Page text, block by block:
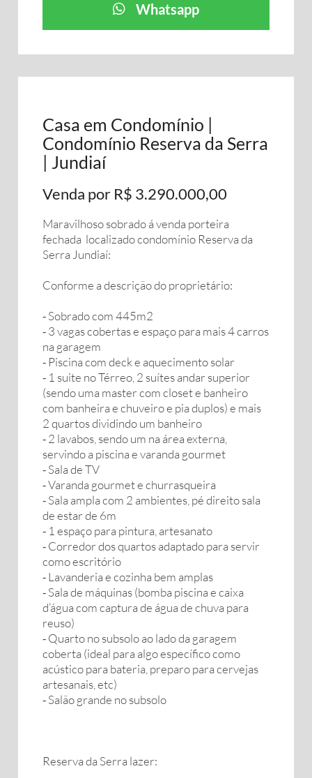
Whatsapp
Casa em Condomínio |
Condomínio Reserva da Serra
| Jundiaí
Venda por R$ 3.290.000,00
Maravilhoso sobrado á venda porteira
fechada localizado condomínio Reserva da
Serra Jundiaí:
Conforme a descrição do proprietário:
⁃ Sobrado com 445m2
⁃ 3 vagas cobertas e espaço para mais 4 carros
na garagem
⁃ Piscina com deck e aquecimento solar
⁃ 1 suite no Térreo, 2 suítes andar superior
(sendo uma master com closet e banheiro
com banheira e chuveiro e pia duplos) e mais
2 quartos dividindo um banheiro
⁃ 2 lavabos, sendo um na área externa,
servindo a piscina e varanda gourmet
⁃ Sala de TV
⁃ Varanda gourmet e churrasqueira
⁃ Sala ampla com 2 ambientes, pé direito sala
de estar de 6m
⁃ 1 espaço para pintura, artesanato
⁃ Corredor dos quartos adaptado para servir
como escritório
⁃ Lavanderia e cozinha bem amplas
⁃ Sala de máquinas (bomba piscina e caixa
d’água com captura de água de chuva para
reuso)
⁃ Quarto no subsolo ao lado da garagem
coberta (ideal para algo específico como
acústico para bateria, preparo para cervejas
artesanais, etc)
⁃ Salão grande no subsolo
Reserva da Serra lazer: